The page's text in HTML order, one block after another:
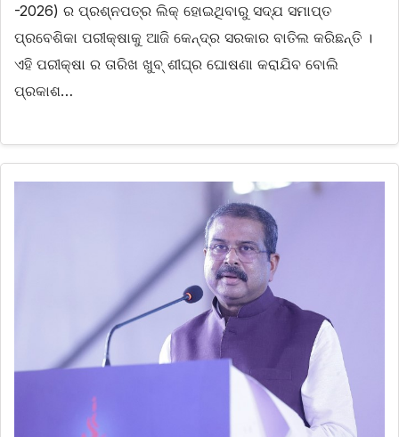
-2026) ର ପ୍ରଶ୍ନପତ୍ର ଲିକ୍ ହୋଇଥିବାରୁ ସଦ୍ଯ ସମାପ୍ତ
ପ୍ରବେଶିକା ପରୀକ୍ଷାକୁ ଆଜି କେନ୍ଦ୍ର ସରକାର ବାତିଲ କରିଛନ୍ତି ।
ଏହି ପରୀକ୍ଷା ର ତାରିଖ ଖୁବ୍ ଶୀଘ୍ର ଘୋଷଣା କରାଯିବ ବୋଲି
ପ୍ରକାଶ…